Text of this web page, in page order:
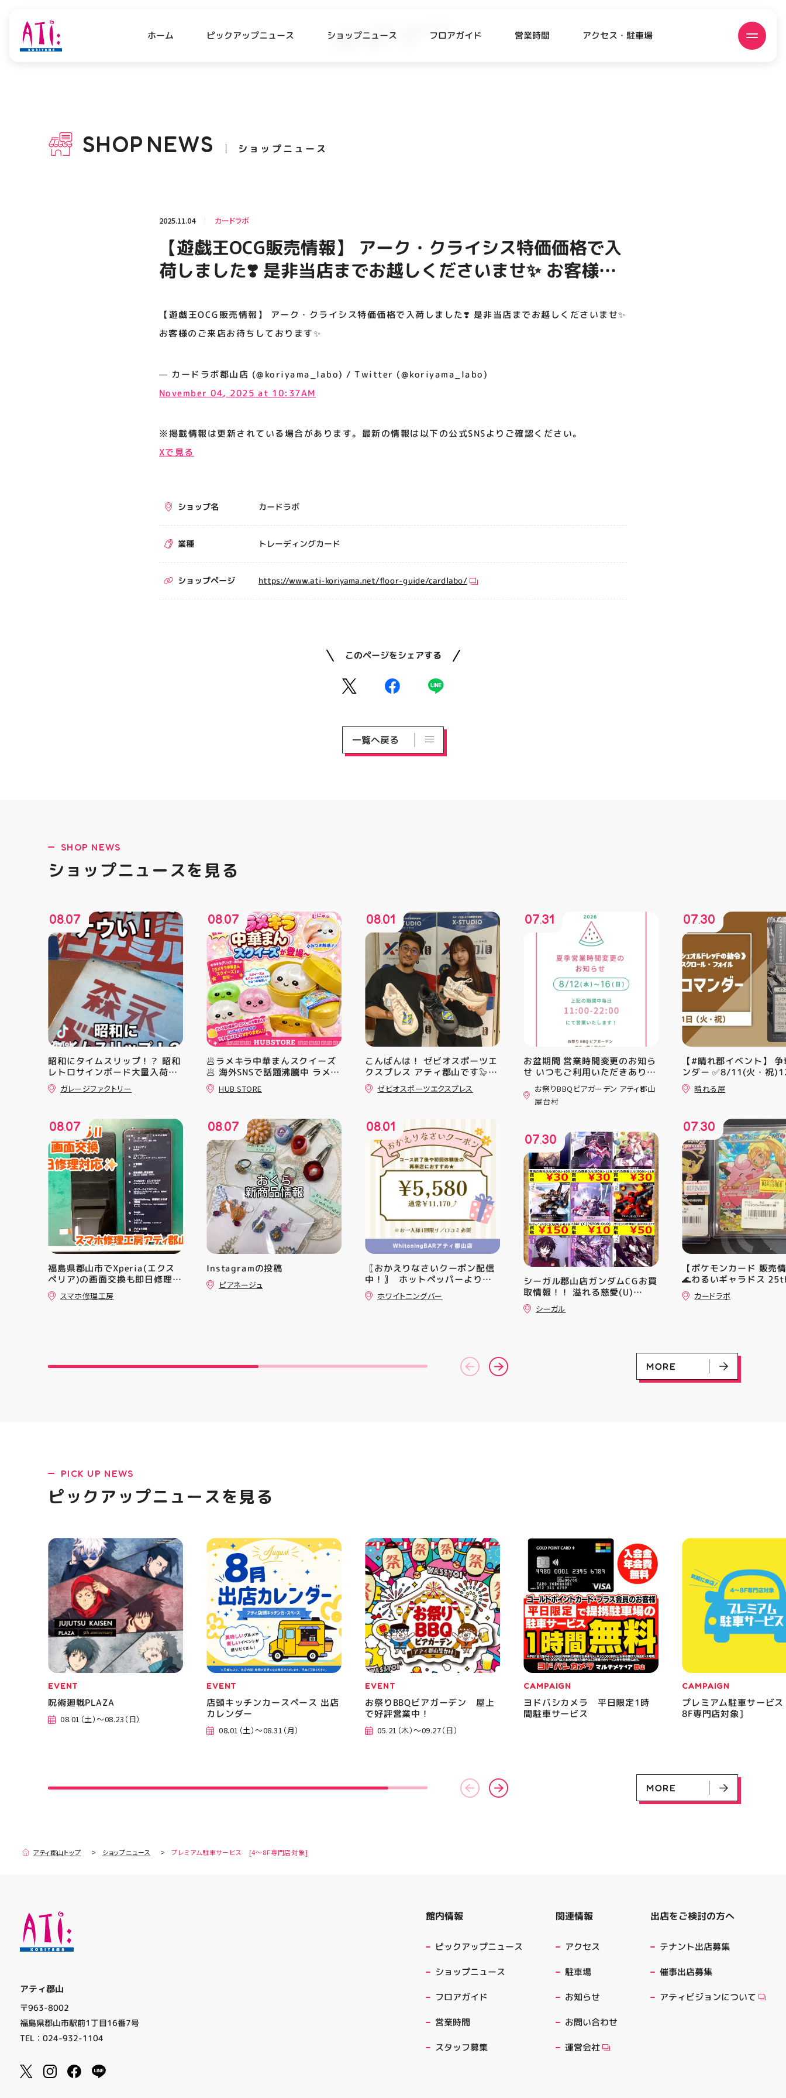
ホーム ピックアップニュース ショップニュース フロアガイド 営業時間 アクセス・駐車場
テナント出店募集
催事出店募集 EVENT
呪術廻戦PLAZA
EVENT
店頭キッチンカースペース 出店
カレンダー
EVENT
お祭りBBQビアガーデン 屋上
で好評営業中！
CAMPAIGN
ヨドバシカメラ 平日限定1時
間駐車サービス
CAMPAIGN
プレミアム駐車サービス [4～
8F専門店対象]
SHOP NEWS ショップニュース
2025.11.04 カードラボ
【遊戯王OCG販売情報】 アーク・クライシス特価価格で入
荷しました❣️ 是非当店までお越しくださいませ✨️ お客様の
【遊戯王OCG販売情報】 アーク・クライシス特価価格で入荷しました❣️ 是非当店までお越しくださいませ✨️
お客様のご来店お待ちしております✨️
— カードラボ郡山店 (@koriyama_labo) / Twitter (@koriyama_labo)
November 04, 2025 at 10:37AM
※掲載情報は更新されている場合があります。最新の情報は以下の公式SNSよりご確認ください。
Xで見る
ショップ名 カードラボ
業種 トレーディングカード
ショップページ https://www.ati-koriyama.net/floor-guide/cardlabo/
このページをシェアする
一覧へ戻る
SHOP NEWS
ショップニュースを見る
08.07
昭和にタイムスリップ！？ 昭和
レトロサインボード大量入荷し
ました！ 今回はお菓子系をまと
めてみました お部屋に飾ればバ
4F “ガレージファクトリー”へ遊
びに来てね️‍️‍️‍ #福島 #郡山 #郡山
駅前 #雑貨屋 #昭和レトロ
ガレージファクトリー
08.07
福島県郡山市でXperia(エクス
ペリア)の画面交換も即日修理対
応😊💪スマホ修理工房
08.07
🥟ラメキラ中華まんスクイーズ
🥟 海外SNSで話題沸騰中 ラメキ
ラ中華まんスクイーズが新登
場！ キラキラグリッター素材が
クセになる やみつき触感がたま
らない…！ せいろ型ケースに入
っていて どの色の子が出るかは
開けてからのお楽しみ #ラメキ
ラ中華まん #スクイーズ #中華
まんグッズ #海外トレンド #む
にゅむにゅ シル活 新商品入荷
HUBSTORE
HUB STORE
08.07
Instagramの投稿
ピアネージュ
08.01
こんばんは！ ゼビオスポーツエ
クスプレス アティ郡山です🦭
・ ★本日のラジオ★は アシッ
クスからランニングシューズ
反発性に優れた「FF TURBO
SQUARED」を新搭載し、推進力
を向上させました！
☆ASICSGRIPを前足部に追加
し、グリップ力を向上させまし
た！ ☆市場トレンドの反発性と
クッション性を表したデザイン
と優れた通気性を兼ね備えた
「エンジニアードウーブンアッ
パー」を搭載しました！ ・ 長
距離をカジュアルに走りたい方
や仕事履き、夏のお出かけで長
距離歩く方向けのクッションシ
ューズになっています 人気ラン
ニングシューズの最新作になり
ます！ ・ 気になる方は是非、
ゼビオスポーツエクスプレス
08.01
〖おかえりなさいクーポン配信
中！〗 ⁡ ホットペッパーより通
常￥11,170······▸ ￥5️⃣,5️⃣8️⃣0️⃣
のお得なクーポン配信中です★ ⁡
ご予約、ご来店お待ちしており
ます️ #ホワイトニンク #ホワイ
ホワイトニングバー
07.31
お盆期間 営業時間変更のお知ら
せ いつもご利用いただきありが
とうございます！ 8月12日
(水)〜8月16日(日) は、 営業時
間を変更して営業いたします
みいただけます ご家族とのお食
事やご友人との集まり、夏休み
のお出かけにもぴったり！ 屋台
グルメとBBQを一緒に楽しめる
「お祭りBBQビアガーデン」
で、夏の思い出を作りません
か？ 皆さまのご来店をスタッフ
一同、心よりお待ちしておりま
す お祭りBBQビアガーデン ア
ティ郡山屋台村
━━━━━━━━━━━━━━
━ ご予約・詳細はプロフィール
━━━━━━━━━━━━━━
━ #アティ郡山 #郡山 #郡山グ
ルメ #郡山BBQ #ビアガーデン
#お祭りBBQ #屋台グルメ #手
おでかけ #夏の思い出 #BBQ
お祭りBBQビアガーデン アティ郡山
屋台村
07.30
シーガル郡山店ガンダムCGお買
取情報！！ 溢れる慈愛(U)
(GD01-118) ￥30 覚悟の表れ
(U)(GD01-100) ￥30 ﾌﾗｯﾄ(ﾐﾘ
シーガル
07.30
【#晴れ郡イベント】
ンダー ✅8/11(火・祝
⚔️イベント構成⚔️ スイス
+決勝ラウンド 🏆賞品
レッドの勅令》シルバ
ール・Foil×1枚 2-4位：
2,000pt 5-8位：
加お待ちしております！
晴れる屋
07.30
【ポケモンカード 販売
🌊わるいギャラドス
ーリエのピッピex 🔮ミ
vmax UR 入荷いたしま
カードラボ
MORE
PICK UP NEWS
ピックアップニュースを見る
EVENT
呪術廻戦PLAZA
08.01（土）～08.23（日）
EVENT
店頭キッチンカースペース 出店
カレンダー
08.01（土）～08.31（月）
EVENT
お祭りBBQビアガーデン 屋上
で好評営業中！
05.21（木）～09.27（日）
CAMPAIGN
ヨドバシカメラ 平日限定1時
間駐車サービス
CAMPAIGN
プレミアム駐車サービ
8F専門店対象]
MORE
アティ郡山トップ ショップニュース プレミアム駐車サービス [4～8F専門店対象]
アティ郡山
〒963-8002
福島県郡山市駅前1丁目16番7号
TEL：024-932-1104
館内情報
ピックアップニュース
ショップニュース
フロアガイド
営業時間
スタッフ募集
関連情報
アクセス
駐車場
お知らせ
お問い合わせ
運営会社
出店をご検討の方へ
テナント出店募集
催事出店募集
アティビジョンについて